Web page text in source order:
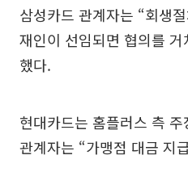
삼성카드 관계자는 “회생
재인이 선임되면 협의를
했다.
현대카드는 홈플러스 측
관계자는 “가맹점 대금 지